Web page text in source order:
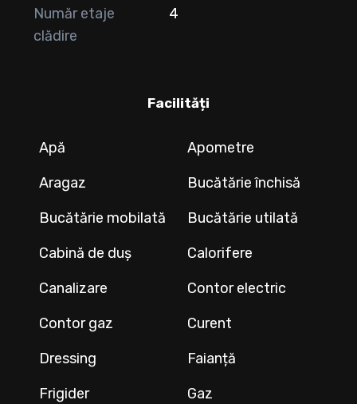
Număr etaje
clădire
4
Facilități
Apă
Apometre
Aragaz
Bucătărie închisă
Bucătărie mobilată
Bucătărie utilată
Cabină de duș
Calorifere
Canalizare
Contor electric
Contor gaz
Curent
Dressing
Faianță
Frigider
Gaz